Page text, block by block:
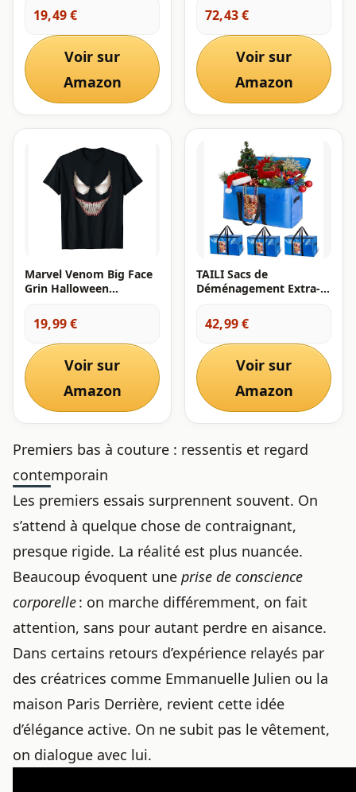
Shirt
19,49 €
Voir sur
Amazon
72,43 €
Voir sur
Amazon
Marvel Venom Big Face
Grin Halloween
19,99 €
Voir sur
Amazon
TAILI Sacs de
Déménagement Extra-
et Fenêtre, 4 PCS
Housse de Rangement
pour
aux Cartons
Déménagement,sacs de
rangement résistants
42,99 €
Voir sur
Amazon
Premiers bas à couture : ressentis et regard
contemporain
Les premiers essais surprennent souvent. On
s’attend à quelque chose de contraignant,
presque rigide. La réalité est plus nuancée.
Beaucoup évoquent une prise de conscience
corporelle: on marche différemment, on fait
attention, sans pour autant perdre en aisance.
Dans certains retours d’expérience relayés par
des créatrices comme Emmanuelle Julien ou la
maison Paris Derrière, revient cette idée
d’élégance active. On ne subit pas le vêtement,
on dialogue avec lui.